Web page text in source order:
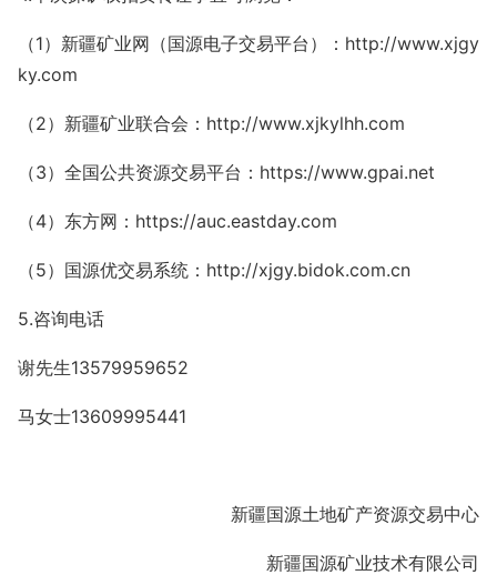
（1）新疆矿业网（国源电子交易平台）：http://www.xjgy
ky.com
（2）新疆矿业联合会：http://www.xjkylhh.com
（3）全国公共资源交易平台：https://www.gpai.net
（4）东方网：https://auc.eastday.com
（5）国源优交易系统：http://xjgy.bidok.com.cn
5.咨询电话
谢先生13579959652
马女士13609995441
新疆国源土地矿产资源交易中心
新疆国源矿业技术有限公司